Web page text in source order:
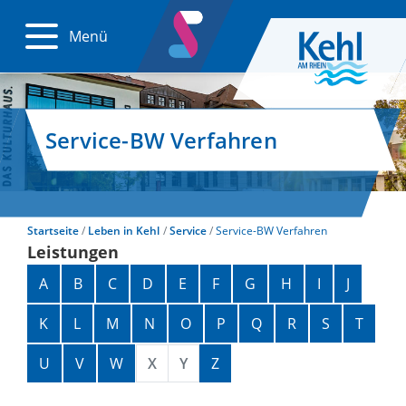
Menü
Service-BW Verfahren
Startseite Leben in Kehl Service Service-BW Verfahren
Leistungen
Alphabetisches Register überspringen
A B C D E F G H I
J
K
L M N O P Q R S
T
U
V W X Y Z